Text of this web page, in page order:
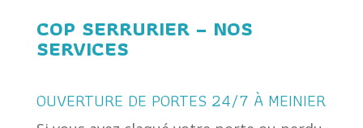
COP SERRURIER – NOS
SERVICES
OUVERTURE DE PORTES 24/7 À MEINIER